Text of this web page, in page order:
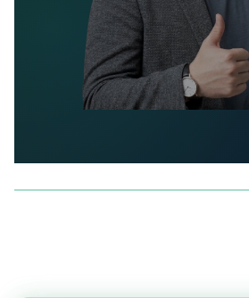
วิทยาศาสตรบัณฑิต (วท.บ.)
เทคโนโลยีเพาะเลี้ยงสัตว์น้ำ
เทคโนโลยีการเกษตร